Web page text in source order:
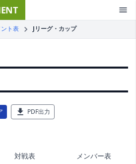
ト表 Jリーグ・カップ
PDF出力
対戦表 メンバー表